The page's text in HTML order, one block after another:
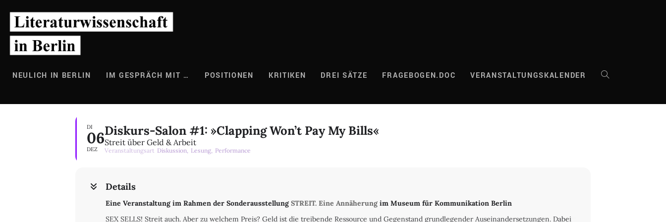
Inhalt
springen
NEULICH IN BERLIN IM GESPRÄCH MIT … POSITIONEN KRITIKEN DREI SÄTZE FRAGEBOGEN.DOC VERANSTALTUNGSKALENDER WEBSITE-
DI
06
DEZ
Diskurs-Salon #1: »Clapping Won’t Pay My Bills«
Streit über Geld & Arbeit
Veranstaltungsart Diskussion, Lesung, Performance
Details
Eine Veranstaltung im Rahmen der SonderausstellungSTREIT. Eine Annäherung im Museum für Kommunikation Berlin
SEX SELLS! Streit auch. Aber zu welchem Preis? Geld ist die treibende Ressource und Gegenstand grundlegender Auseinandersetzungen. Dabei